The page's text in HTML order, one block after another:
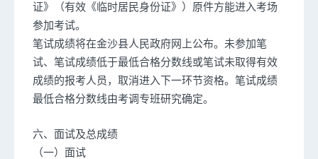
证》（有效《临时居民身份证》）原件方能进入考场
参加考试。
笔试成绩将在金沙县人民政府网上公布。未参加笔
试、笔试成绩低于最低合格分数线或笔试未取得有效
成绩的报考人员，取消进入下一环节资格。笔试成绩
最低合格分数线由考调专班研究确定。
六、面试及总成绩
（一）面试